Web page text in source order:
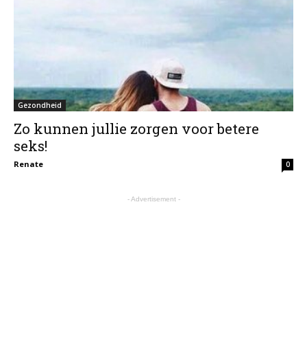
Gezondheid
Zo kunnen jullie zorgen voor betere
seks!
Renate 0
- Advertisement -